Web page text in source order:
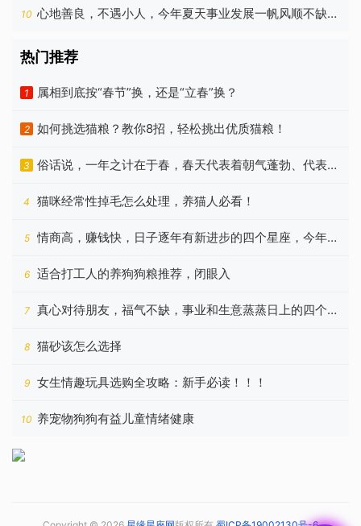
10 心地善良，不遇小人，今年夏天事业发展一帆风顺不缺钱
热门推荐
1 属相到底按“春节”换，还是“立春”换？
2 如何挑选猫粮？教你8招，轻松挑出优质猫粮！
3
俗话说，一年之计在于春，春天代表着朝气蓬勃、代表着
希望
4 猫咪经常性掉毛怎么处理，养猫人必看！
5
情商高，赚钱快，日子逐年有新进步的四个星座，今年更
好
6 适合打工人的养狗狗粮推荐，闭眼入
7
真心对待朋友，福气不缺，事业和生意蒸蒸日上的四个星
座
8 猫砂该怎么选择
9 女生情趣玩具选购全攻略：新手必读！！！
10 养宠物狗狗有益儿童情绪健康